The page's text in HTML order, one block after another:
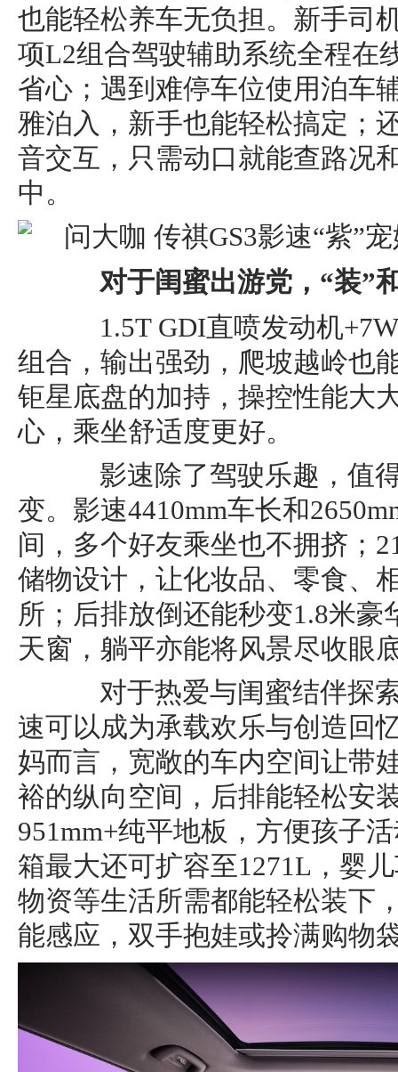
也能轻松养车无负担。新手司
项L2组合驾驶辅助系统全程在
省心；遇到难停车位使用泊车
雅泊入，新手也能轻松搞定；
音交互，只需动口就能查路况
中。
对于闺蜜出游党，“装”
1.5T GDI直喷发动机
组合，输出强劲，爬坡越岭也
钜星底盘的加持，操控性能大
心，乘坐舒适度更好。
影速除了驾驶乐趣，值
变。影速4410mm车长和
间，多个好友乘坐也不拥挤；
储物设计，让化妆品、零食、
所；后排放倒还能秒变1.8米
天窗，躺平亦能将风景尽收眼
对于热爱与闺蜜结伴探
速可以成为承载欢乐与创造回
妈而言，宽敞的车内空间让带
裕的纵向空间，后排能轻松安
951mm+纯平地板，方便孩子
箱最大还可扩容至1271L，婴
物资等生活所需都能轻松装下
能感应，双手抱娃或拎满购物